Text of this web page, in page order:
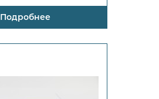
Подробнее